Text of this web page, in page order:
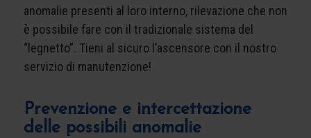
anomalie presenti al loro interno, rilevazione che non
è possibile fare con il tradizionale sistema del
“legnetto”. Tieni al sicuro l’ascensore con il nostro
servizio di manutenzione!
Prevenzione e intercettazione
delle possibili anomalie